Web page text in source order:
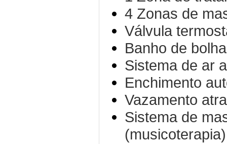
4 Zonas de
Válvula
Banho de
Sistema de ar
Enchimento
Vazamento
Sistema de